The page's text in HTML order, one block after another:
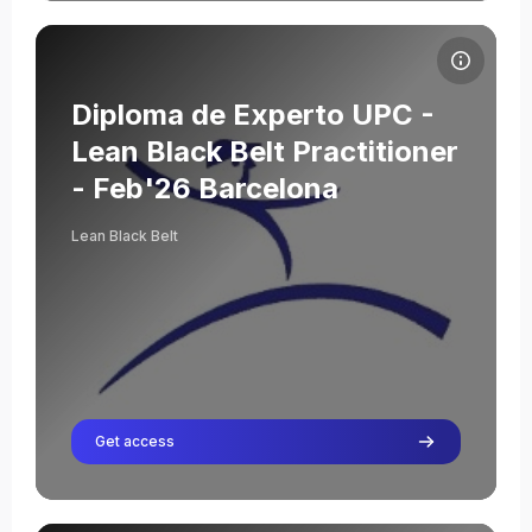
Severino Abad
Oriol Cuatrecasas
Leraar
Leraar
Cristina Fontcuberta Adalid
Cursusafbeelding Diploma de Experto UPC - Lean Black Belt
Cursusafbeelding
Cursusnaam
Diploma de Experto UPC -
Lean Black Belt Practitioner
- Feb'26 Barcelona
Lean Black Belt
Get access